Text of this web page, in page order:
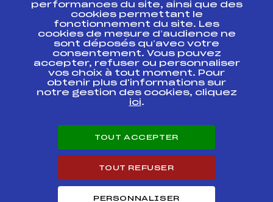
Pass’Neige
Projet sportif fédéral
Projet de performance fédéral
Antidopage
Pôle Développement, Formation, Suivi
Scientifique
Listes ministérielles
Pôle vie de l’athlète
Enseignement professionnel
Carrières
performances du site, ainsi que des
cookies permettant le
fonctionnement du site. Les
cookies de mesure d’audience ne
sont déposés qu’avec votre
consentement. Vous pouvez
accepter, refuser ou personnaliser
vos choix à tout moment. Pour
obtenir plus d'informations sur
notre gestion des cookies, cliquez
ici.
TOUT ACCEPTER
TOUT REFUSER
PERSONNALISER